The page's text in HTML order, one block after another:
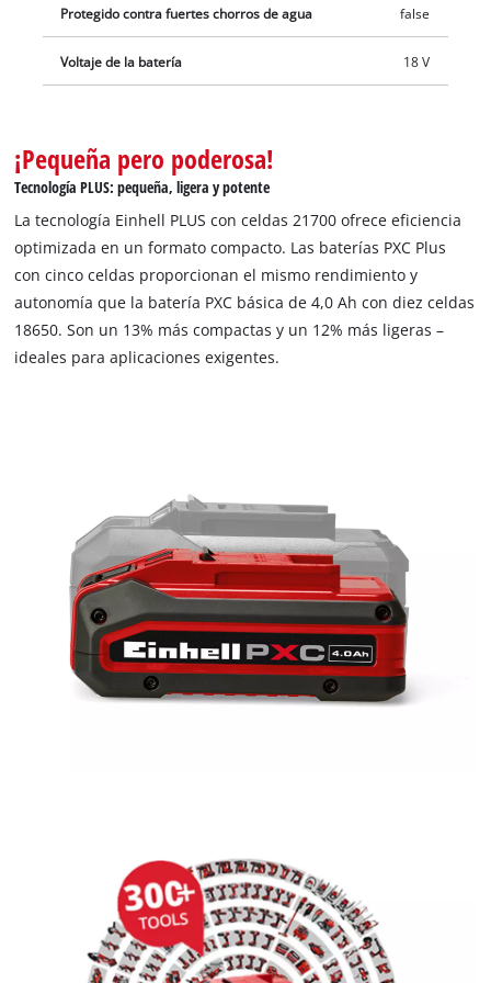
carga actual se puede controlar mediante un indicador LED de
3 niveles. Debido a su construcción, la carcasa resiste el polvo,
la corrosión e influencias mecánicas. El recubrimiento de
los aparatos con la ayuda de la cavidad de agarre. El alcance
del envío contiene dos baterías Power X-Change PLUS de 4,0
Ah. El cargador es adquirible por separado.
Protegido contra fuertes chorros de agua false
Voltaje de la batería 18 V
¡Pequeña pero poderosa!
Tecnología PLUS: pequeña, ligera y potente
La tecnología Einhell PLUS con celdas 21700 ofrece eficiencia
optimizada en un formato compacto. Las baterías PXC Plus
con cinco celdas proporcionan el mismo rendimiento y
autonomía que la batería PXC básica de 4,0 Ah con diez celdas
18650. Son un 13% más compactas y un 12% más ligeras –
ideales para aplicaciones exigentes.